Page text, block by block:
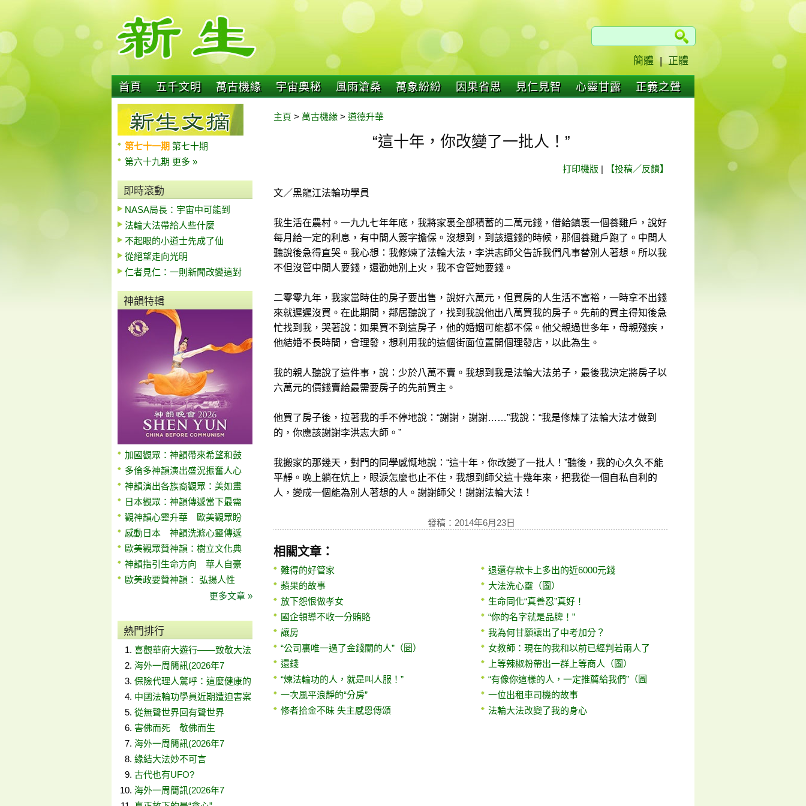
簡體 | 正體
首頁 五千文明 萬古機緣 宇宙奧秘 風雨滄桑 萬象紛紛 因果省思 見仁見智 心靈甘露 正義之聲
第七十一期 第七十期
第六十九期 更多 »
即時滾動
NASA局長：宇宙中可能到
法輪大法帶給人些什麼
不起眼的小道士先成了仙
從絕望走向光明
仁者見仁：一則新聞改變這對
神韻特輯
加國觀眾：神韻帶來希望和鼓
多倫多神韻演出盛況振奮人心
神韻演出各族裔觀眾：美如畫
日本觀眾：神韻傳遞當下最需
觀神韻心靈升華 歐美觀眾盼
感動日本 神韻洗滌心靈傳遞
歐美觀眾贊神韻：樹立文化典
神韻指引生命方向 華人自豪
歐美政要贊神韻： 弘揚人性
更多文章 »
熱門排行
喜觀華府大遊行——致敬大法
海外一周簡訊(2026年7
保險代理人驚呼：這麼健康的
中國法輪功學員近期遭迫害案
從無聲世界回有聲世界
害佛而死 敬佛而生
海外一周簡訊(2026年7
緣結大法妙不可言
古代也有UFO?
海外一周簡訊(2026年7
主頁 > 萬古機緣 > 道德升華
“這十年，你改變了一批人！”
打印機版 | 【投稿／反饋】
文／黑龍江法輪功學員
我生活在農村。一九九七年年底，我將家裏全部積蓄的二萬元錢，借給鎮裏一個養雞戶，說好
每月給一定的利息，有中間人簽字擔保。沒想到，到該還錢的時候，那個養雞戶跑了。中間人
聽說後急得直哭。我心想：我修煉了法輪大法，李洪志師父告訴我們凡事替別人著想。所以我
不但沒管中間人要錢，還勸她別上火，我不會管她要錢。
二零零九年，我家當時住的房子要出售，說好六萬元，但買房的人生活不富裕，一時拿不出錢
來就遲遲沒買。在此期間，鄰居聽說了，找到我說他出八萬買我的房子。先前的買主得知後急
忙找到我，哭著說：如果買不到這房子，他的婚姻可能都不保。他父親過世多年，母親殘疾，
他結婚不長時間，會理發，想利用我的這個街面位置開個理發店，以此為生。
我的親人聽說了這件事，說：少於八萬不賣。我想到我是法輪大法弟子，最後我決定將房子以
六萬元的價錢賣給最需要房子的先前買主。
他買了房子後，拉著我的手不停地說：“謝謝，謝謝……”我說：“我是修煉了法輪大法才做到
的，你應該謝謝李洪志大師。”
我搬家的那幾天，對門的同學感慨地說：“這十年，你改變了一批人！”聽後，我的心久久不能
平靜。晚上躺在炕上，眼淚怎麼也止不住，我想到師父這十幾年來，把我從一個自私自利的
人，變成一個能為別人著想的人。謝謝師父！謝謝法輪大法！
發稿：2014年6月23日
相關文章：
難得的好管家
蘋果的故事
放下怨恨做孝女
國企領導不收一分賄賂
讓房
“公司裏唯一過了金錢關的人”（圖）
還錢
“煉法輪功的人，就是叫人服！”
一次風平浪靜的“分房”
修者拾金不昧 失主感恩傳頌
退還存款卡上多出的近6000元錢
大法洗心靈（圖）
生命同化“真善忍”真好！
“你的名字就是品牌！”
我為何甘願讓出了中考加分？
女教師：現在的我和以前已經判若兩人了
上等辣椒粉帶出一群上等商人（圖）
“有像你這樣的人，一定推薦給我們”（圖
一位出租車司機的故事
法輪大法改變了我的身心